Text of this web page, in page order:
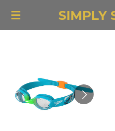
Ga
SIMPLY